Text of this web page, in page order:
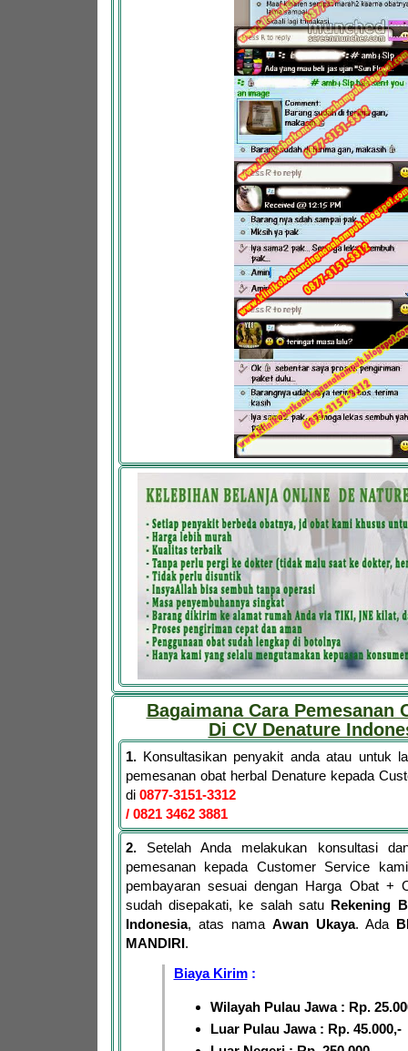
Bagaimana Cara Pemesanan
Di CV Denature
1.Konsultasikan penyakit anda atau untuk
pemesanan obat herbal Denature kepada
di 0877-3151-3312
/ 0821 3462 3881
2.Setelah Anda melakukan konsultasi
pemesanan kepada Customer Service
pembayaran sesuai dengan Harga Obat +
sudah disepakati, ke salah satu Rekening
Indonesia, atas nama Awan Ukaya. Ada
MANDIRI.
Biaya Kirim:
Wilayah Pulau Jawa : Rp.
Luar Pulau Jawa : Rp. 45.000,-